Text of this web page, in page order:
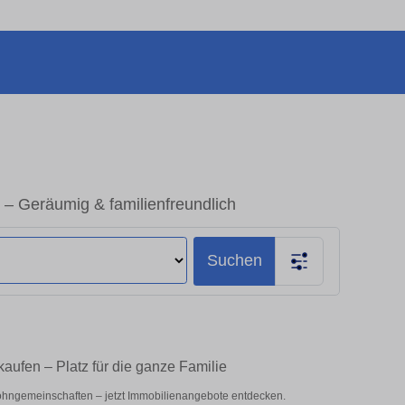
Geräumig & familienfreundlich
Suchen
– Platz für die ganze Familie
– jetzt Immobilienangebote entdecken.